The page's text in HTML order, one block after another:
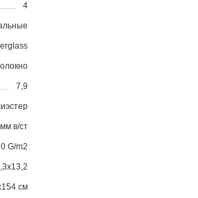
4
7,9
в/ст
G/m2
см